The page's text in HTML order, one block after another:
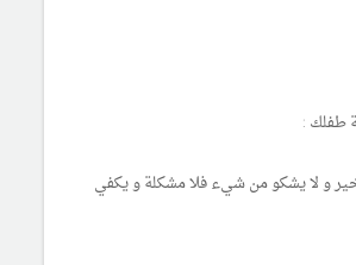
طفلك :
و لا يشكو من شيء فلا مشكلة و يكفي